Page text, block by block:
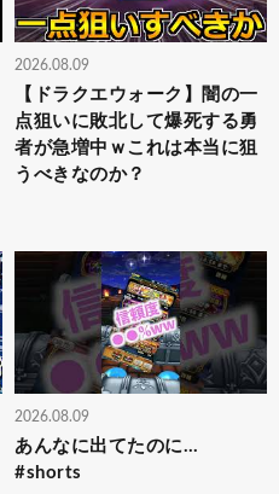
2026.08.09
【ドラクエウォーク】闇の一
点狙いに敗北して爆死する勇
者が急増中ｗこれは本当に狙
うべきなのか？
2026.08.09
あんなに出てたのに…
#shorts